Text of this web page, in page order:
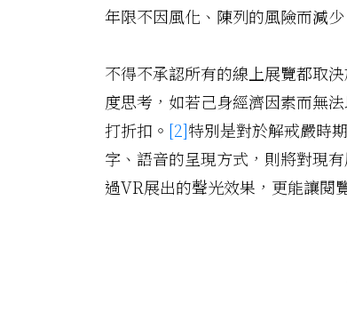
年限不因風化、陳列的風險而減少
不得不承認所有的線上展覽都取
度思考，如若己身經濟因素而無
打折扣。 [2]特別是對於解戒嚴時
字、語音的呈現方式，則將對現
過VR展出的聲光效果，更能讓閱